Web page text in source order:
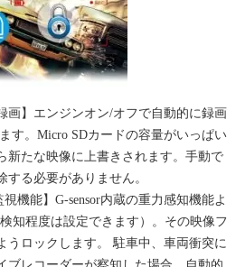
画】エンジンオン/オフで自動的に録画
す。Micro SDカードの容量がいっぱい
新たな映像に上書きされます。手動で
る必要がありません。
機能】G-sensor内蔵の重力感知機能よ
知程度は設定できます）。その映像フ
うロックします。 駐車中、車両衝突に